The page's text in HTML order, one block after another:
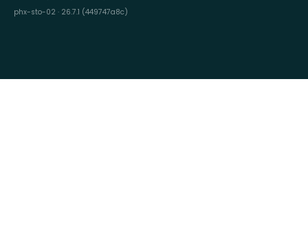
phx-sto-02 · 26.7.1 (449747a8c)